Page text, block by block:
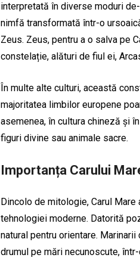
interpretată în diverse moduri
nimfă transformată într-o
Zeus. Zeus, pentru a o salva pe
constelație, alături de fiul ei,
În multe alte culturi, această
majoritatea limbilor europene
asemenea, în cultura chineză și
figuri divine sau animale sacre.
Importanța Carului
Dincolo de mitologie, Carul
tehnologiei moderne. Datorită
natural pentru orientare.
drumul pe mări necunoscute,